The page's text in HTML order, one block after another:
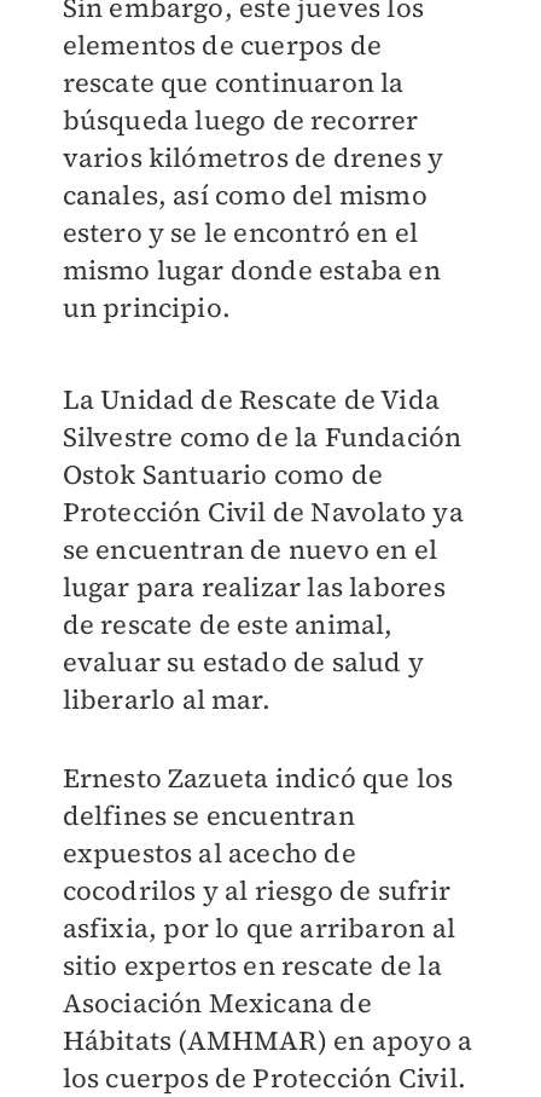
elementos de cuerpos de
rescate que continuaron la
búsqueda luego de recorrer
varios kilómetros de drenes y
canales, así como del mismo
estero y se le encontró en el
mismo lugar donde estaba en
un principio.
La Unidad de Rescate de Vida
Silvestre como de la Fundación
Ostok Santuario como de
Protección Civil de Navolato ya
se encuentran de nuevo en el
lugar para realizar las labores
de rescate de este animal,
evaluar su estado de salud y
liberarlo al mar.
Ernesto Zazueta indicó que los
delfines se encuentran
expuestos al acecho de
cocodrilos y al riesgo de sufrir
asfixia, por lo que arribaron al
sitio expertos en rescate de la
Asociación Mexicana de
Hábitats (AMHMAR) en apoyo a
los cuerpos de Protección Civil.